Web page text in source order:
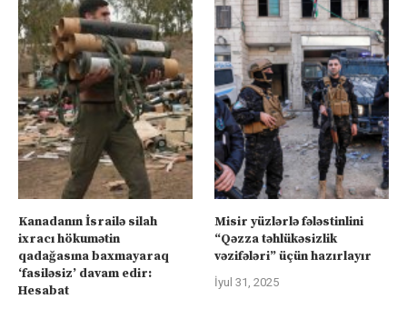
Kanadanın İsrailə silah
ixracı hökumətin
qadağasına baxmayaraq
‘fasiləsiz’ davam edir:
Hesabat
Misir yüzlərlə fələstinlini
“Qəzza təhlükəsizlik
vəzifələri” üçün hazırlayır
İyul 31, 2025